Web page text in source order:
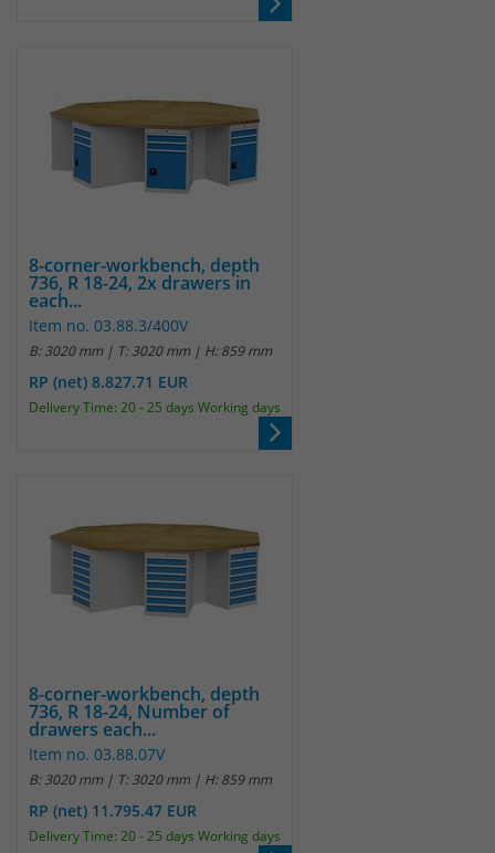
8-corner-workbench, depth
736, R 18-24, 2x drawers in
each...
Item no. 03.88.3/400V
B: 3020 mm | T: 3020 mm | H: 859 mm
RP (net) 8.827.71 EUR
Delivery Time: 20 - 25 days Working days
8-corner-workbench, depth
736, R 18-24, Number of
drawers each...
Item no. 03.88.07V
B: 3020 mm | T: 3020 mm | H: 859 mm
RP (net) 11.795.47 EUR
Delivery Time: 20 - 25 days Working days